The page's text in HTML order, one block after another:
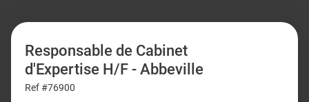
Responsable de Cabinet
d'Expertise H/F - Abbeville
Ref #76900